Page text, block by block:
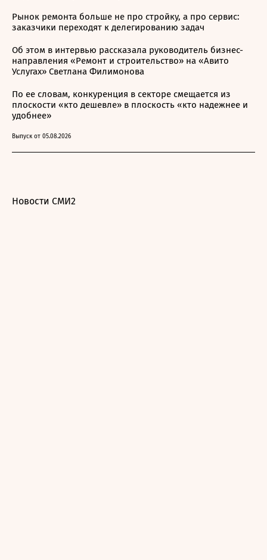
Рынок ремонта больше не про стройку, а про сервис:
заказчики переходят к делегированию задач
Об этом в интервью рассказала руководитель бизнес-
направления «Ремонт и строительство» на «Авито
Услугах» Светлана Филимонова
По ее словам, конкуренция в секторе смещается из
плоскости «кто дешевле» в плоскость «кто надежнее и
удобнее»
Выпуск от 05.08.2026
Новости СМИ2